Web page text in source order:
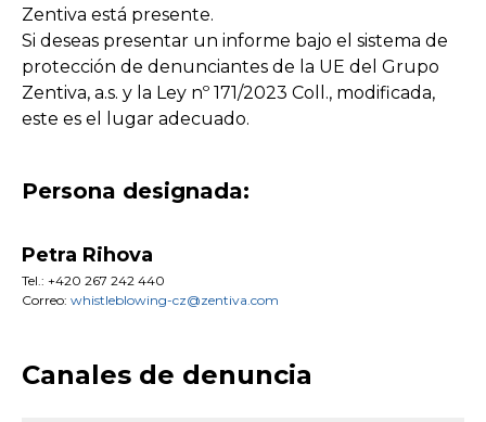
Zentiva está presente.
Si deseas presentar un informe bajo el sistema de
protección de denunciantes de la UE del Grupo
Zentiva, a.s. y la Ley nº 171/2023 Coll., modificada,
este es el lugar adecuado.
Persona designada:
Petra Rihova
Tel.: +420 267 242 440
Correo: whistleblowing-cz@zentiva.com
Canales de denuncia